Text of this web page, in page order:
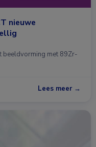
nieuwe
beeldvorming met 89Zr-
Lees meer →